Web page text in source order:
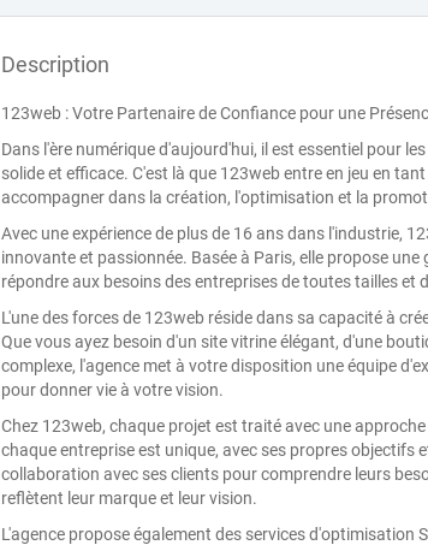
Description
123web : Votre Partenaire de Confiance pour une
Dans l'ère numérique d'aujourd'hui, il est essentiel pour
solide et efficace. C'est là que 123web entre en jeu en
accompagner dans la création, l'optimisation et la
Avec une expérience de plus de 16 ans dans l'industrie,
innovante et passionnée. Basée à Paris, elle propose
répondre aux besoins des entreprises de toutes tailles et
L'une des forces de 123web réside dans sa capacité à
Que vous ayez besoin d'un site vitrine élégant, d'une
complexe, l'agence met à votre disposition une équipe
pour donner vie à votre vision.
Chez 123web, chaque projet est traité avec une
chaque entreprise est unique, avec ses propres objectifs
collaboration avec ses clients pour comprendre leurs
reflètent leur marque et leur vision.
L'agence propose également des services d'optimisation